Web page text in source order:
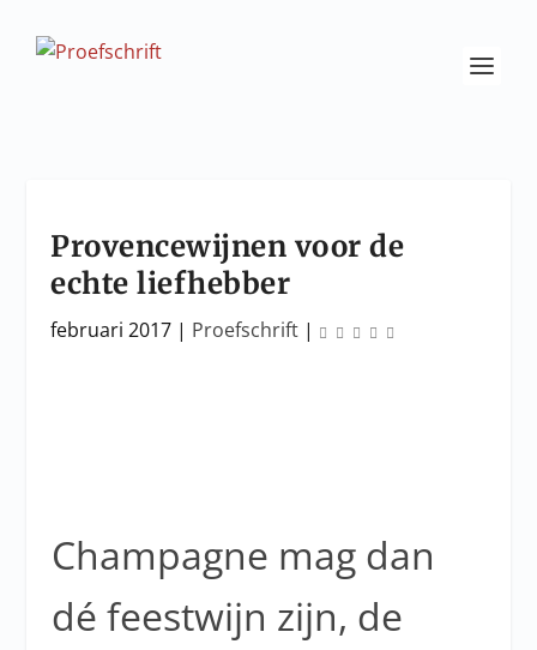
Provencewijnen voor de
echte liefhebber
februari 2017 | Proefschrift |
Champagne mag dan
dé feestwijn zijn, de